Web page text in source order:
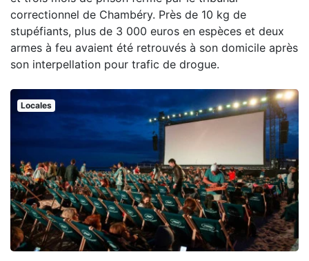
correctionnel de Chambéry. Près de 10 kg de
stupéfiants, plus de 3 000 euros en espèces et deux
armes à feu avaient été retrouvés à son domicile après
son interpellation pour trafic de drogue.
Locales